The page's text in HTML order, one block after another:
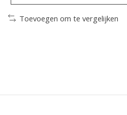
Toevoegen om te vergelijken